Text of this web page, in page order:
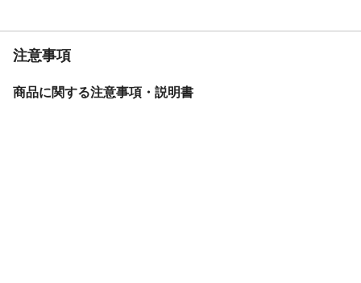
注意事項
商品に関する注意事項・説明書